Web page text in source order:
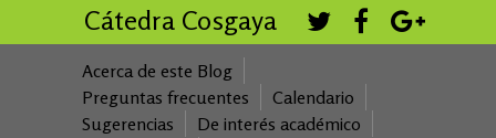
Cátedra Cosgaya
Acerca de este Blog
Preguntas frecuentes
Calendario
Sugerencias
De interés académico